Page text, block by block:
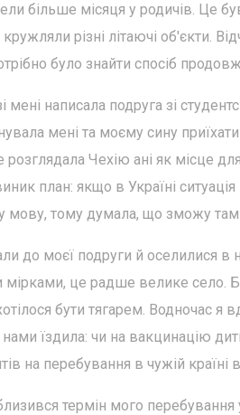
більше місяця у родичів. Це
кружляли різні літаючі об'єкти.
було знайти спосіб
мені написала подруга зі
мені та моєму сину
розглядала Чехію ані як місце
план: якщо в Україні
мову, тому думала, що зможу
до моєї подруги й оселилися
мірками, це радше велике село.
бути тягарем. Водночас
їздила: чи на вакцинацію
на перебування в чужій країні
термін мого